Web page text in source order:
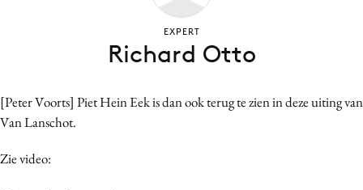
Craft
Data & Insights
[Peter Voorts] Piet Hein Eek is dan ook terug te zien in deze uiting van
Van Lanschot.
Zie video:
EXPERT
Richard Otto